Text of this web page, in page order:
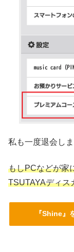
私も一度退会し
もしPCなどが家
TSUTAYAディス
『Shine